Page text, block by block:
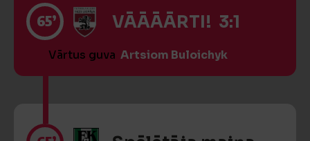
65’ VĀĀĀĀRTI! 3:1
Vārtus guva Artsiom Buloichyk